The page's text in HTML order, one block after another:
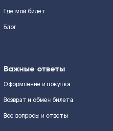
Где мой билет
Блог
Важные ответы
Оформление и покупка
Возврат и обмен билета
Все вопросы и ответы